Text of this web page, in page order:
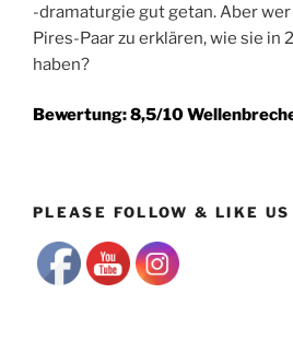
-dramaturgie gut getan. Aber wer
Pires-Paar zu erklären, wie sie in
haben?
Bewertung: 8,5/10
PLEASE FOLLOW & LIKE US